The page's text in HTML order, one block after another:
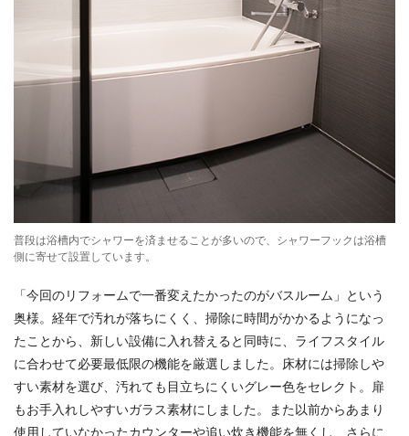
普段は浴槽内でシャワーを済ませることが多いので、シャワーフックは浴槽
側に寄せて設置しています。
「今回のリフォームで一番変えたかったのがバスルーム」という
奥様。経年で汚れが落ちにくく、掃除に時間がかかるようになっ
たことから、新しい設備に入れ替えると同時に、ライフスタイル
に合わせて必要最低限の機能を厳選しました。床材には掃除しや
すい素材を選び、汚れても目立ちにくいグレー色をセレクト。扉
もお手入れしやすいガラス素材にしました。また以前からあまり
使用していなかったカウンターや追い炊き機能を無くし、さらに